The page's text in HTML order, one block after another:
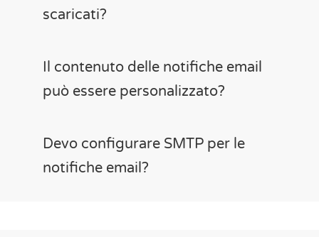
scaricati?
Il contenuto delle notifiche email
può essere personalizzato?
Devo configurare SMTP per le
notifiche email?